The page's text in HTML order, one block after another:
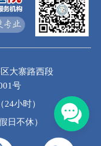
大寨路西段
号
小时）
日不休）